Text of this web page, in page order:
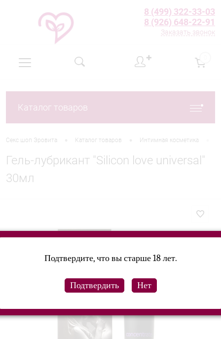
8 (499) 322-33-03
8 (926) 648-22-91
Заказать звонок
✚
Каталог товаров
Секс шоп Эровита Каталог товаров Интимная косметика
Гель-лубрикант "Silicon love universal"
30мл
Подтвердите, что вы старше 18 лет.